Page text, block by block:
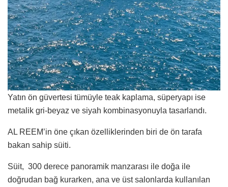
Yatın ön güvertesi tümüyle teak kaplama, süperyapı ise
metalik gri‑beyaz ve siyah kombinasyonuyla tasarlandı.
AL REEM’in öne çıkan özelliklerinden biri de ön tarafa
bakan sahip süiti.
Süit, 300 derece panoramik manzarası ile doğa ile
doğrudan bağ kurarken, ana ve üst salonlarda kullanılan